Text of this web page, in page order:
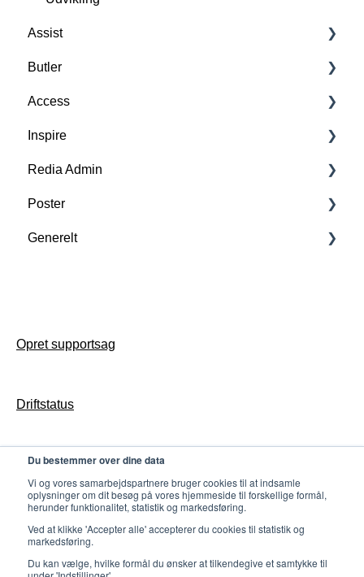
Du bestemmer over dine data
Vi og vores samarbejdspartnere bruger cookies til at indsamle
oplysninger om dit besøg på vores hjemmeside til forskellige formål,
herunder funktionalitet, statistik og markedsføring.
Ved at klikke 'Accepter alle' accepterer du cookies til statistik og
markedsføring.
Du kan vælge, hvilke formål du ønsker at tilkendegive et samtykke til
Assist
Forstå Assist
Scan, opret og slet RFID-tags
FAQ
Funktioner
Opsæt appen til jeres bibliotek
Udvikling
Butler
Forstå Butler
FAQ
Kernefunktioner
Tilkøbsfunktioner
Statistik
Udvikling
Access
Forstå Access
Persontæller og alarm
FAQ
Udvikling
Inspire
Forstå Inspire
FAQ
Opsætning
Redia Admin
Forstå Redia Admin
FAQ
Biblioteket-app drift
Gates konfiguration & drift
Poster
Forstå Poster
Generelt
Tilmeld dig Nyhedsbrev
Opret supportsag
Driftstatus
Persondatapolitik